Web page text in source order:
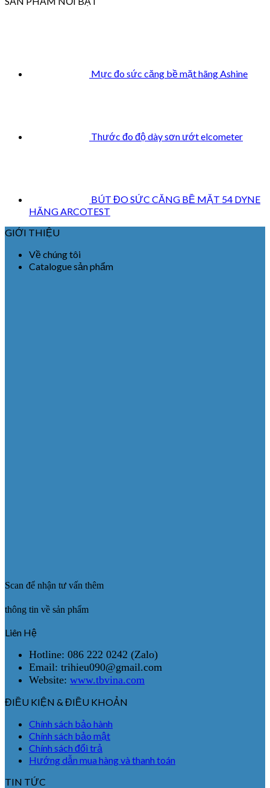
Mực đo sức căng bề mặt hãng Ashine
Thước đo độ dày sơn ướt elcometer
BÚT ĐO SỨC CĂNG BỀ MẶT 54 DYNE
HÃNG ARCOTEST
GIỚI THIỆU
Về chúng tôi
Catalogue sản phẩm
Scan để nhận tư vấn thêm
thông tin về sản phẩm
Liên Hệ
Hotline: 086 222 0242 (Zalo)
Email: trihieu090@gmail.com
Website: www.tbvina.com
ĐIỀU KIỆN & ĐIỀU KHOẢN
Chính sách bảo hành
Chính sách bảo mật
Chính sách đổi trả
Hướng dẫn mua hàng và thanh toán
TIN TỨC